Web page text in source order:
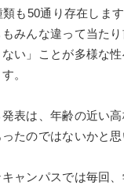
も50通り存在します
みんな違って当た
い」ことが多様な
。
表は、年齢の近い
たのではないかと思
ャンパスでは毎回、